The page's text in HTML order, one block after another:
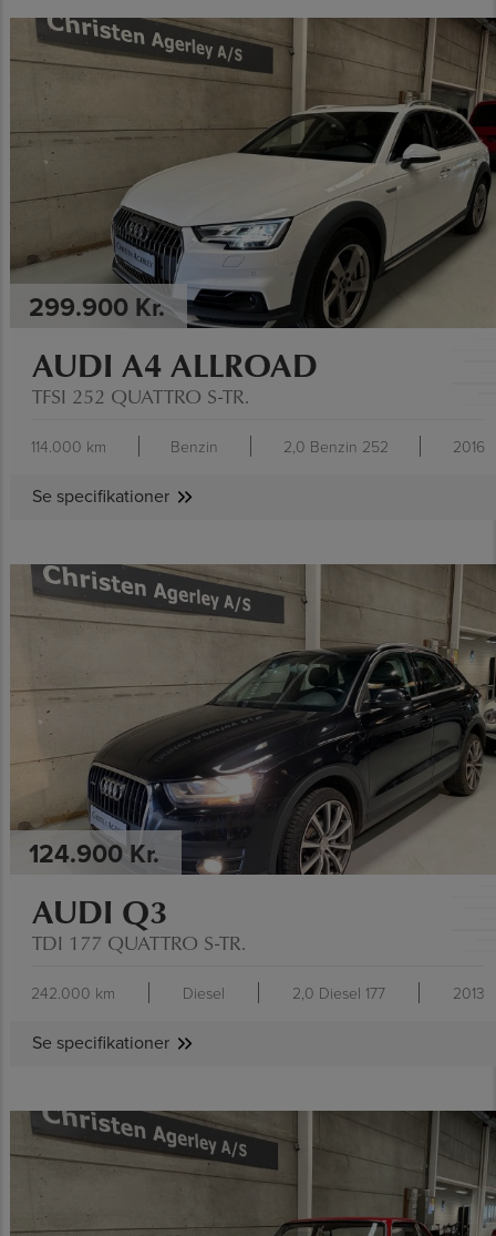
299.900 Kr.
SE SPECIFIKATIONER
AUDI A4 ALLROAD
TFSI 252 QUATTRO S-TR.
114.000 km Benzin 2,0 Benzin 252 2016
Se specifikationer
124.900 Kr.
SE SPECIFIKATIONER
AUDI Q3
TDI 177 QUATTRO S-TR.
242.000 km Diesel 2,0 Diesel 177 2013
Se specifikationer
SE SPECIFIKATIONER